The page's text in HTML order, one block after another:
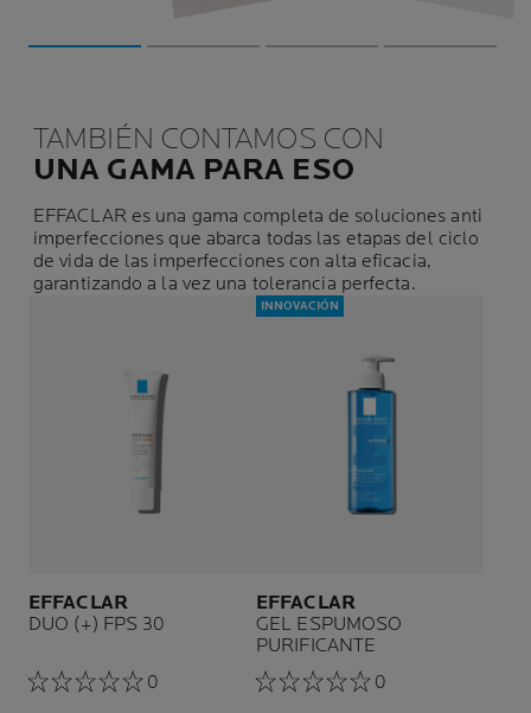
TAMBIÉN CONTAMOS CON
UNA GAMA PARA ESO
EFFACLAR es una gama completa de soluciones anti
imperfecciones que abarca todas las etapas del ciclo
de vida de las imperfecciones con alta eficacia,
garantizando a la vez una tolerancia perfecta.
EFFACLAR
DUO (+) FPS 30
0
INNOVACIÓN
EFFACLAR
GEL ESPUMOSO
PURIFICANTE
0